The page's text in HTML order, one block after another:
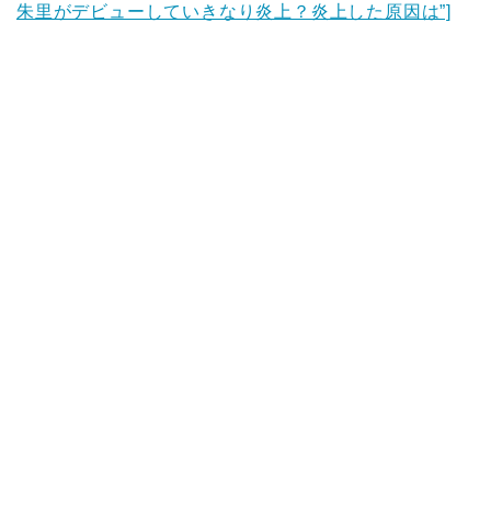
朱里がデビューしていきなり炎上？炎上した原因は”]